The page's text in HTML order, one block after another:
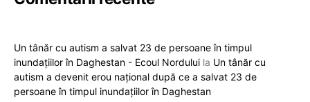
Un tânăr cu autism a salvat 23 de persoane în timpul
inundațiilor în Daghestan - Ecoul Nordului la Un tânăr cu
autism a devenit erou național după ce a salvat 23 de
persoane în timpul inundațiilor în Daghestan